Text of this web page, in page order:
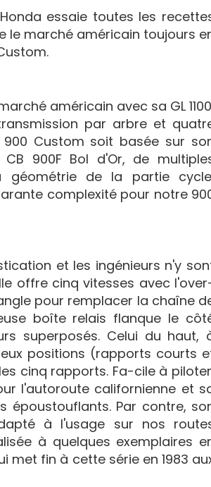
essaie toutes les
le marché américain toujours
américain avec sa GL
par arbre et
Custom soit basée sur
900F Bol d'Or, de
géométrie de la partie
complexité pour notre
et les ingénieurs n'y
offre cinq vitesses avec
pour remplacer la chaîne
boîte relais flanque le
superposés. Celui du haut,
positions (rapports courts
cinq rapports. Fa-cile à
l'autoroute californienne et
époustouflants. Par contre,
à l'usage sur nos
à quelques exemplaires
met fin à cette série en 1983